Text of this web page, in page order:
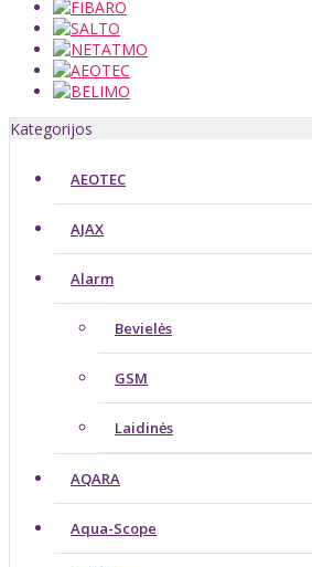
Kategorijos
AEOTEC
AJAX
Alarm
Bevielės
GSM
Laidinės
AQARA
Aqua-Scope